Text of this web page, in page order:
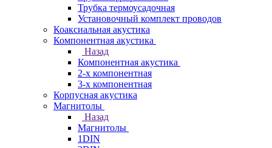
Трубка термоусадочная
Установочный комплект проводов
Коаксиальная акустика
Компонентная акустика
Назад
Компонентная акустика
2-х компонентная
3-х компонентная
Корпусная акустика
Магнитолы
Назад
Магнитолы
1DIN